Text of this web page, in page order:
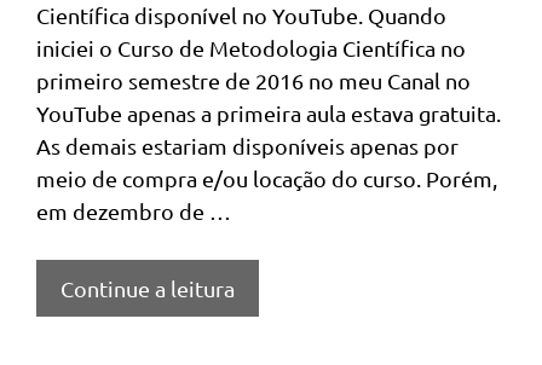
Científica disponível no YouTube. Quando
iniciei o Curso de Metodologia Científica no
primeiro semestre de 2016 no meu Canal no
YouTube apenas a primeira aula estava gratuita.
As demais estariam disponíveis apenas por
meio de compra e/ou locação do curso. Porém,
em dezembro de …
Continue a leitura